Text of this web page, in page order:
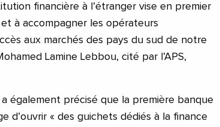
financière à l’étranger vise en premier
à accompagner les opérateurs
aux marchés des pays du sud de notre
Lamine Lebbou, cité par l’APS,
également précisé que la première banque
d’ouvrir « des guichets dédiés à la finance